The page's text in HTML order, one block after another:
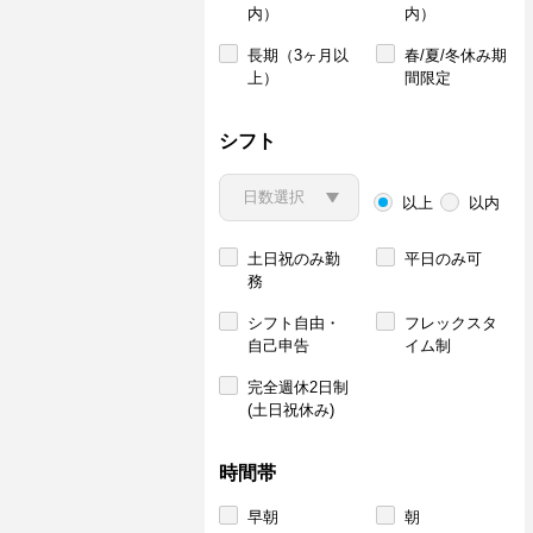
内） 内）
長期（3ヶ月以
上）
春/夏/冬休み期
間限定
シフト
以上 以内
土日祝のみ勤
務
平日のみ可
シフト自由・
自己申告
フレックスタ
イム制
完全週休2日制
(土日祝休み)
時間帯
早朝 朝